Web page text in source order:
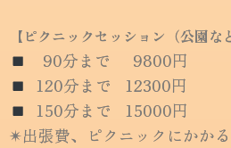
【ピクニックセッション （公園な
90分まで 9800円
120分まで 12300円
150分まで 15000円
✴︎出張費、ピクニックにかか